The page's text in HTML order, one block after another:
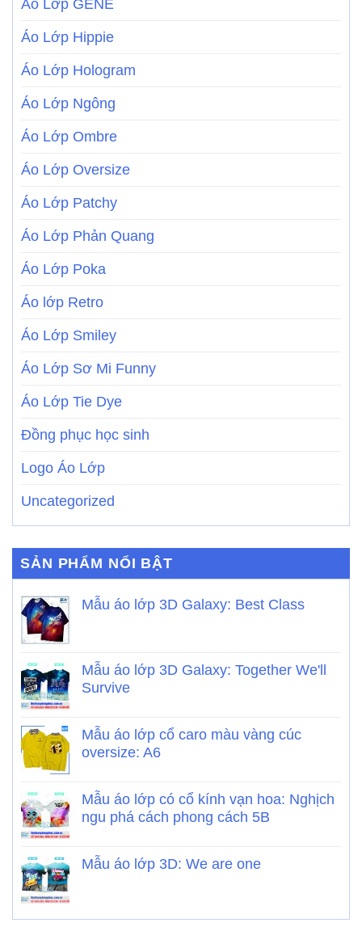
Áo Lớp GENE
Áo Lớp Hippie
Áo Lớp Hologram
Áo Lớp Ngông
Áo Lớp Ombre
Áo Lớp Oversize
Áo Lớp Patchy
Áo Lớp Phản Quang
Áo Lớp Poka
Áo lớp Retro
Áo Lớp Smiley
Áo Lớp Sơ Mi Funny
Áo Lớp Tie Dye
Đồng phục học sinh
Logo Áo Lớp
Uncategorized
SẢN PHẨM NỔI BẬT
Mẫu áo lớp 3D Galaxy: Best Class
Mẫu áo lớp 3D Galaxy: Together We'll
Survive
Mẫu áo lớp cổ caro màu vàng cúc
oversize: A6
Mẫu áo lớp có cổ kính vạn hoa: Nghịch
ngu phá cách phong cách 5B
Mẫu áo lớp 3D: We are one